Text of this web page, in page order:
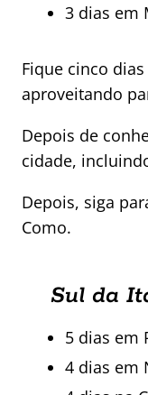
3 dias em
Fique cinco
aproveitando
Depois de
cidade,
Depois, siga
Como.
Sul da
5 dias em
4 dias em